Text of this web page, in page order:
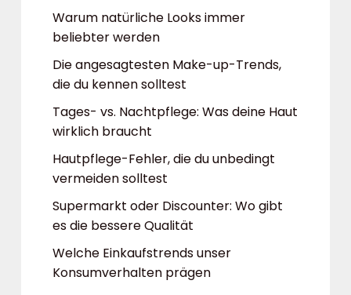
Warum natürliche Looks immer
beliebter werden
Die angesagtesten Make-up-Trends,
die du kennen solltest
Tages- vs. Nachtpflege: Was deine Haut
wirklich braucht
Hautpflege-Fehler, die du unbedingt
vermeiden solltest
Supermarkt oder Discounter: Wo gibt
es die bessere Qualität
Welche Einkaufstrends unser
Konsumverhalten prägen